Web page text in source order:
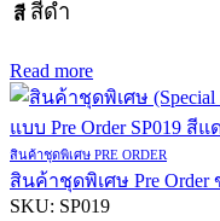
สี สีดำ
Read more
สินค้าชุดพิเศษ PRE ORDER
สินค้าชุดพิเศษ Pre
SKU: SP019